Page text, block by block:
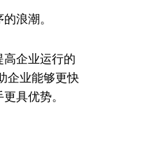
浪潮。
企业运行的
企业能够更快
具优势。